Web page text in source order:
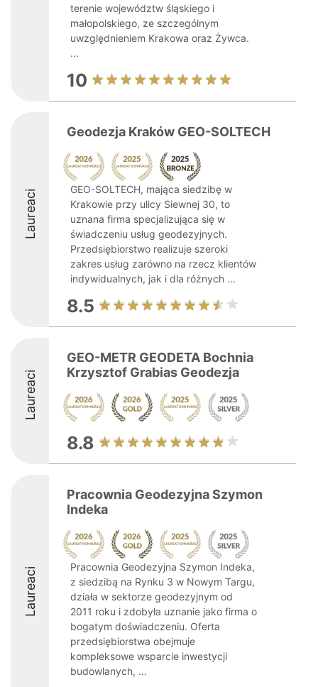
terenie województw śląskiego i
małopolskiego, ze szczególnym
uwzględnieniem Krakowa oraz Żywca.
...
10
Laureaci
Geodezja Kraków GEO-SOLTECH
GEO-SOLTECH, mająca siedzibę w
Krakowie przy ulicy Siewnej 30, to
uznana firma specjalizująca się w
świadczeniu usług geodezyjnych.
Przedsiębiorstwo realizuje szeroki
zakres usług zarówno na rzecz klientów
indywidualnych, jak i dla różnych ...
8.5
Laureaci
GEO-METR GEODETA Bochnia
Krzysztof Grabias Geodezja
8.8
Laureaci
Pracownia Geodezyjna Szymon
Indeka
Pracownia Geodezyjna Szymon Indeka,
z siedzibą na Rynku 3 w Nowym Targu,
działa w sektorze geodezyjnym od
2011 roku i zdobyła uznanie jako firma o
bogatym doświadczeniu. Oferta
przedsiębiorstwa obejmuje
kompleksowe wsparcie inwestycji
budowlanych, ...